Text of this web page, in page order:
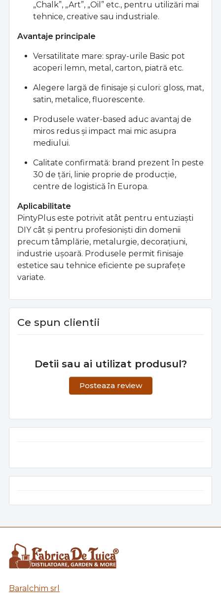
„Chalk”, „Art”, „Oil” etc., pentru utilizări mai
tehnice, creative sau industriale.
Avantaje principale
Versatilitate mare: spray-urile Basic pot
acoperi lemn, metal, carton, piatră etc.
Alegere largă de finisaje şi culori: gloss, mat,
satin, metalice, fluorescente.
Produsele water-based aduc avantaj de
miros redus şi impact mai mic asupra
mediului.
Calitate confirmată: brand prezent în peste
30 de ţări, linie proprie de producţie,
centre de logistică în Europa.
Aplicabilitate
PintyPlus este potrivit atât pentru entuziaşti
DIY cât şi pentru profesionişti din domenii
precum tâmplărie, metalurgie, decoraţiuni,
industrie uşoară. Produsele permit finisaje
estetice sau tehnice eficiente pe suprafeţe
variate.
Ce spun clientii
Detii sau ai utilizat produsul?
Posteaza review
Baralchim srl